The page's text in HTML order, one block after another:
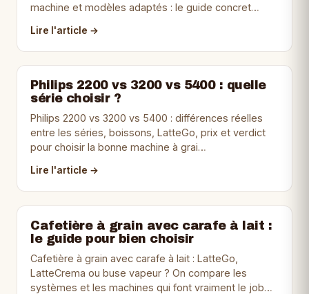
machine et modèles adaptés : le guide concret…
Lire l'article →
Philips 2200 vs 3200 vs 5400 : quelle
série choisir ?
Philips 2200 vs 3200 vs 5400 : différences réelles
entre les séries, boissons, LatteGo, prix et verdict
pour choisir la bonne machine à grai…
Lire l'article →
Cafetière à grain avec carafe à lait :
le guide pour bien choisir
Cafetière à grain avec carafe à lait : LatteGo,
LatteCrema ou buse vapeur ? On compare les
systèmes et les machines qui font vraiment le job…